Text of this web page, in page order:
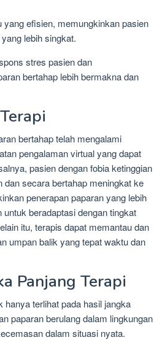
efisien, memungkinkan pasien
lebih singkat.
stres pasien dan
bertahap lebih bermakna dan
bertahap telah mengalami
pengalaman virtual yang dapat
pasien dengan fobia ketinggian
dan secara bertahap meningkat ke
penerapan paparan yang lebih
beradaptasi dengan tingkat
itu, terapis dapat memantau dan
umpan balik yang tepat waktu dan
Panjang Terapi
hanya terlihat pada hasil jangka
paparan berulang dalam lingkungan
dalam situasi nyata.